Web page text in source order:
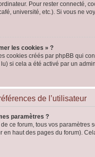
Pour rester connecté,
université, etc.). Si vous ne
les cookies » ?
cookies créés par phpBB qui
si cela a été activé par un
de l’utilisateur
paramètres ?
ce forum, tous vos paramètres
en haut des pages du forum).